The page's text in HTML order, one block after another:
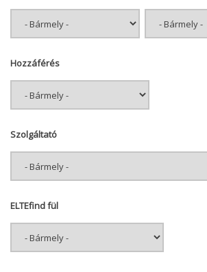
Hozzáférés
Szolgáltató
ELTEfind fül